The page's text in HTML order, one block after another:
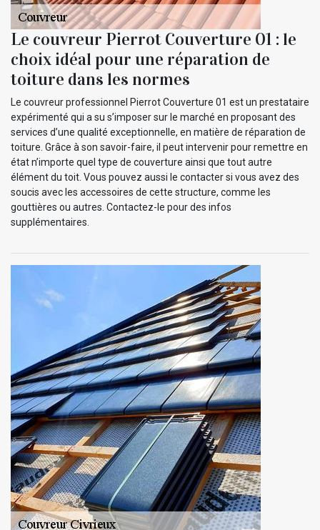
Le couvreur Pierrot Couverture 01 : le
choix idéal pour une réparation de
toiture dans les normes
Le couvreur professionnel Pierrot Couverture 01 est un prestataire
expérimenté qui a su s’imposer sur le marché en proposant des
services d’une qualité exceptionnelle, en matière de réparation de
toiture. Grâce à son savoir-faire, il peut intervenir pour remettre en
état n’importe quel type de couverture ainsi que tout autre
élément du toit. Vous pouvez aussi le contacter si vous avez des
soucis avec les accessoires de cette structure, comme les
gouttières ou autres. Contactez-le pour des infos
supplémentaires.